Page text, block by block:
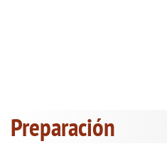
Preparación